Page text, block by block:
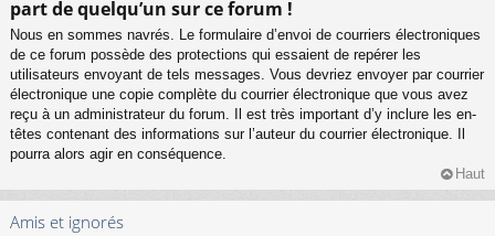
part de quelqu’un sur ce forum !
Nous en sommes navrés. Le formulaire d’envoi de courriers électroniques
de ce forum possède des protections qui essaient de repérer les
utilisateurs envoyant de tels messages. Vous devriez envoyer par courrier
électronique une copie complète du courrier électronique que vous avez
reçu à un administrateur du forum. Il est très important d’y inclure les en-
têtes contenant des informations sur l’auteur du courrier électronique. Il
pourra alors agir en conséquence.
Haut
Amis et ignorés